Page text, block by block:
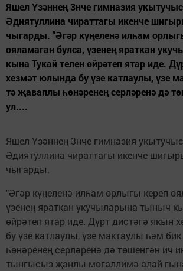
Яшел Үзәннең 3нче гимназия
Әдиятуллина чираттагы икенче
чыгарды. "Әгәр күңеленә илһам
ояламаган булса, үзенең яраткан
кына Тукай телен өйрәтеп ятар иде.
хезмәт юлында бу үзе катлаулы, үзе
тә җаваплы һөнәренең серләренә дә
ул....
Яшел Үзәннең 3нче гимназия
Әдиятуллина чираттагы икенче
чыгарды.
"Әгәр күңеленә илһам орлыгы кереп
үзенең яраткан укучыларына тыныч
өйрәтеп ятар иде. Дүрт дистәгә якын
бу үзе катлаулы, үзе мактаулы һәм
һөнәренең серләренә дә төшенгән ич
тынгысыз җанлы мөгаллимә алай